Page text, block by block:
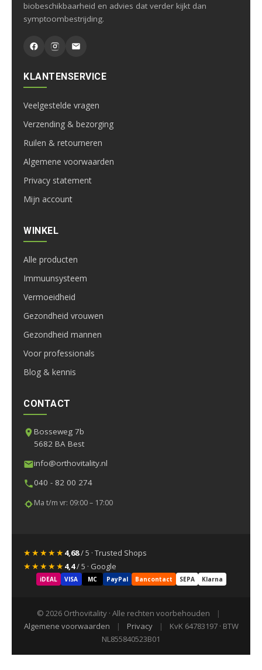
biobeschikbaarheid en advies dat verder kijkt dan
symptoombestrijding.
KLANTENSERVICE
Veelgestelde vragen
Verzending & bezorging
Ruilen & retourneren
Algemene voorwaarden
Privacy statement
Mijn account
WINKEL
Alle producten
Immuunsysteem
Vermoeidheid
Gezondheid vrouwen
Gezondheid mannen
Voor professionals
Blog & kennis
CONTACT
Bosseweg 7b
5682 BA Best
info@orthovitality.nl
040 - 82 00 274
Ma t/m vr: 09:00 – 17:00
★★★★★4,68/ 5 · Trusted Shops
★★★★★4,4/ 5 · Google
iDEAL VISA MC PayPal Bancontact SEPA Klarna
© 2026 Orthovitality · Alle rechten voorbehouden
|
Algemene voorwaarden
| Privacy |
KvK 64783197 · BTW
NL855840523B01